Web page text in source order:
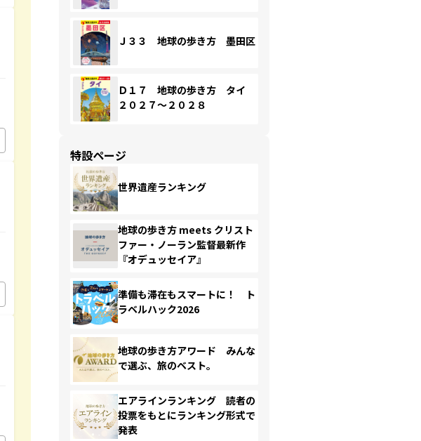
Ｊ３３ 地球の歩き方 墨田区
Ｄ１７ 地球の歩き方 タイ
２０２７～２０２８
特設ページ
世界遺産ランキング
地球の歩き方 meets クリスト
ファー・ノーラン監督最新作
『オデュッセイア』
準備も滞在もスマートに！ ト
ラベルハック2026
地球の歩き方アワード みんな
で選ぶ、旅のベスト。
エアラインランキング 読者の
投票をもとにランキング形式で
発表